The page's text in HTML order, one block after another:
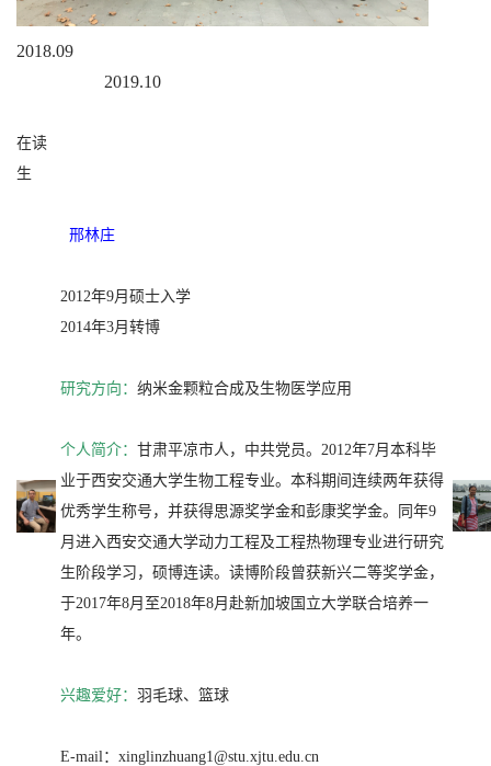
2018.09
2019.10
在读
生
邢林庄
2012年9月硕士入学
2014年3月转博
研究方向： 纳米金颗粒合成及生物医学应用
个人简介： 甘肃平凉市人，中共党员。2012年7月本科毕
业于西安交通大学生物工程专业。本科期间连续两年获得
优秀学生称号，并获得思源奖学金和彭康奖学金。同年9
月进入西安交通大学动力工程及工程热物理专业进行研究
生阶段学习，硕博连读。读博阶段曾获新兴二等奖学金，
于2017年8月至2018年8月赴新加坡国立大学联合培养一
年。
兴趣爱好： 羽毛球、篮球
E-mail：xinglinzhuang1@stu.xjtu.edu.cn